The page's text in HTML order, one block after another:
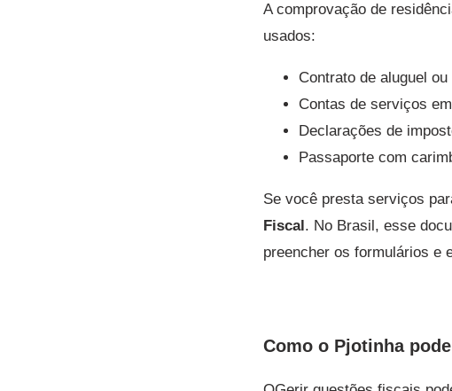
A comprovação de
usados:
Contrato de aluguel
Contas de serviços
Declarações de
Passaporte com
Se você presta serviços
Fiscal . No Brasil, esse
preencher os formulários e
Como o Pjotinha